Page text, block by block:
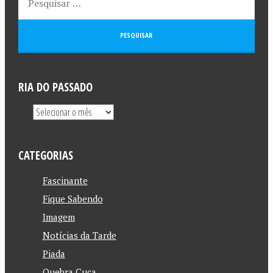
RIA DO PASSADO
CATEGORIAS
Fascinante
Fique Sabendo
Imagem
Notícias da Tarde
Piada